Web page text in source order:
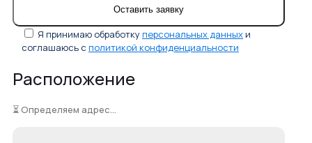
Я принимаю обработкуперсональных данных и
соглашаюсь с политикой конфиденциальности
Расположение
⏳ Определяем адрес...